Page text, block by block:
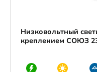
Низковольтный
креплением СОЮЗ